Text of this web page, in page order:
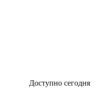
Доступно сегодня